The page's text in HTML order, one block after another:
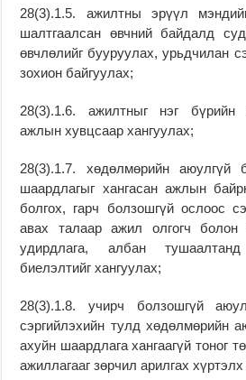
28(3).1.5. ажилтны эрүүл
шалтгаалсан өвчний байдалд
өвчлөлийг бууруулах, урьдчилан
зохион байгуулах;
28(3).1.6. ажилтныг нэг бүрийн
ажлын хувцсаар хангуулах;
28(3).1.7. хөдөлмөрийн аюулгүй
шаардлагыг хангасан ажлын
болгох, гарч болзошгүй ослоос
авах талаар ажил олгогч болон
удирдлага, албан
биелэлтийг хангуулах;
28(3).1.8. учирч болзошгүй
сэргийлэхийн тулд хөдөлмөрийн
ахуйн шаардлага хангаагүй тоног
ажиллагааг зөрчил арилгах хүртэлх